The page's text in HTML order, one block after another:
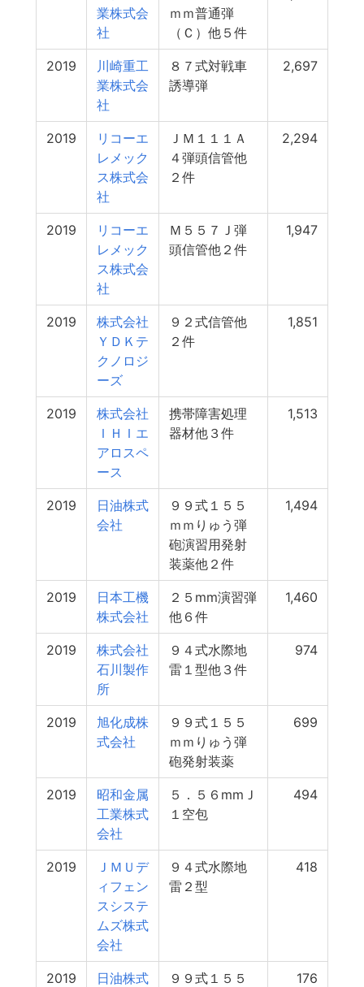
業株式会
社
ｍｍ普通弾
（Ｃ）他５件
2019
川崎重工
業株式会
社
８７式対戦車
誘導弾
2,697
2019
リコーエ
レメック
ス株式会
社
ＪＭ１１１Ａ
４弾頭信管他
２件
2,294
2019
リコーエ
レメック
ス株式会
社
Ｍ５５７Ｊ弾
頭信管他２件
1,947
2019
株式会社
ＹＤＫテ
クノロジ
ーズ
９２式信管他
２件
1,851
2019
株式会社
ＩＨＩエ
アロスペ
ース
携帯障害処理
器材他３件
1,513
2019
日油株式
会社
９９式１５５
ｍｍりゅう弾
砲演習用発射
装薬他２件
1,494
2019
日本工機
株式会社
２５mm演習弾
他６件
1,460
2019
株式会社
石川製作
所
９４式水際地
雷１型他３件
974
2019
旭化成株
式会社
９９式１５５
ｍｍりゅう弾
砲発射装薬
699
2019
昭和金属
工業株式
会社
５．５６mmＪ
１空包
494
2019
ＪＭＵデ
ィフェン
スシステ
ムズ株式
会社
９４式水際地
雷２型
418
2019
日油株式
９９式１５５
176